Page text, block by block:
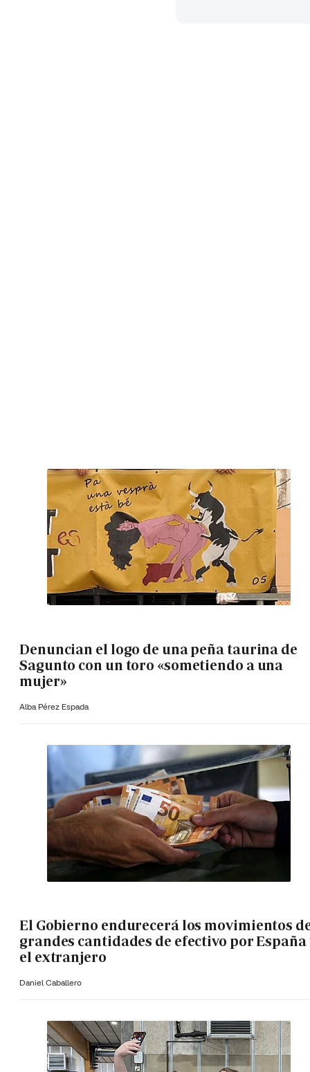
Denuncian el logo de una peña taurina de
Sagunto con un toro «sometiendo a una
mujer»
Alba Pérez Espada
El Gobierno endurecerá los movimientos
grandes cantidades de efectivo por España
el extranjero
Daniel Caballero